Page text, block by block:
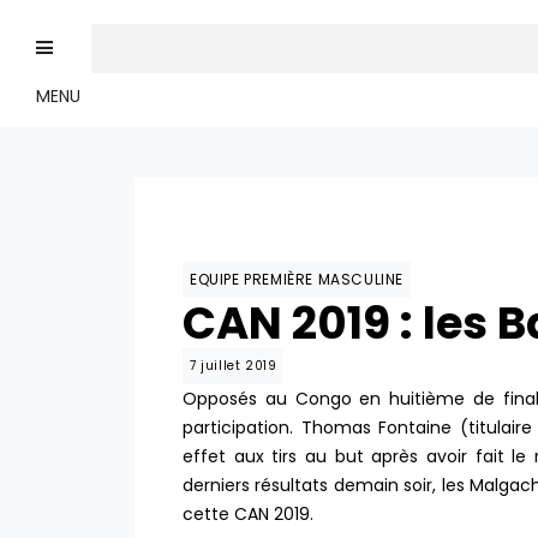
MENU
EQUIPE PREMIÈRE MASCULINE
CAN 2019 : les
7 juillet 2019
Opposés au Congo en huitième de
participation. Thomas Fontaine
effet aux tirs au but après avoir fait le
derniers résultats demain soir, les
cette CAN 2019.